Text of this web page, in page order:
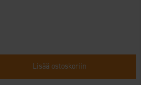
Lisää ostoskoriin